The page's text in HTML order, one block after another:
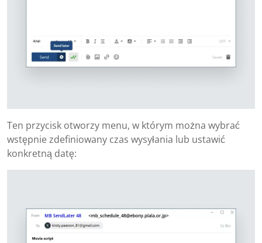
Ten przycisk otworzy menu, w którym można wybrać
wstępnie zdefiniowany czas wysyłania lub ustawić
konkretną datę: